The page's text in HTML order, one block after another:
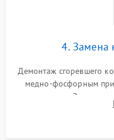
4. Замена
Демонтаж сгоревшего
медно-фосфорным
осушителя. Замена
сломанных заслонок